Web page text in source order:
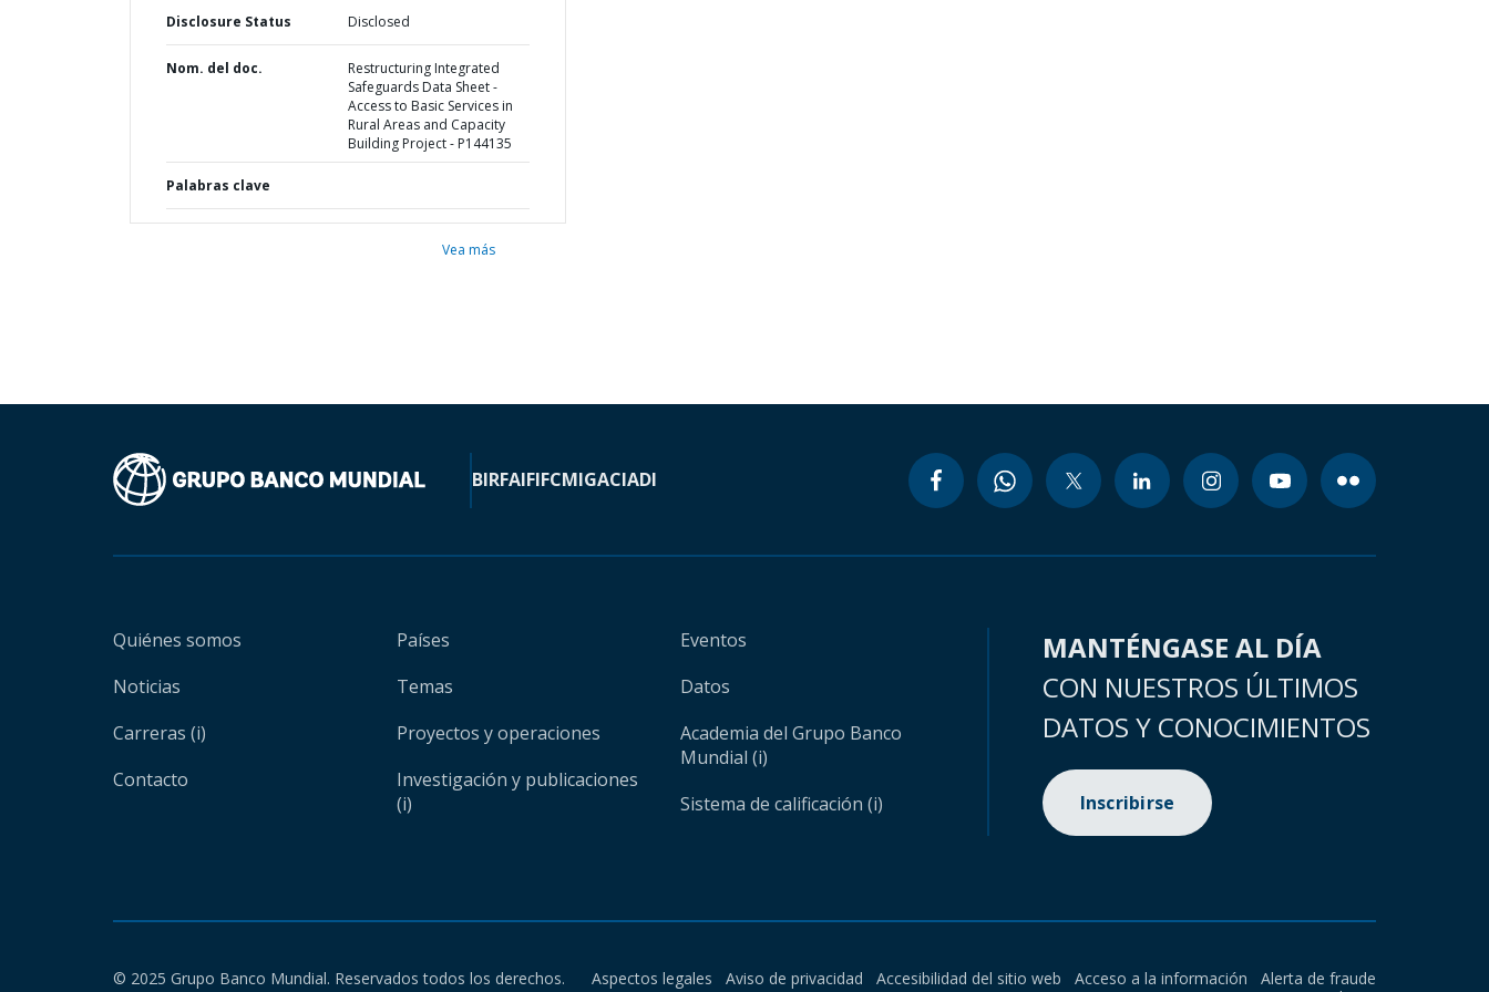
Disclosure Status Disclosed
Nom. del doc.
Restructuring Integrated
Safeguards Data Sheet -
Access to Basic Services in
Rural Areas and Capacity
Building Project - P144135
Palabras clave
Vea más
BIRFAIFIFCMIGACIADI
Quiénes somos
Noticias
Carreras (i)
Contacto
Países
Temas
Proyectos y operaciones
Investigación y publicaciones
(i)
Eventos
Datos
Academia del Grupo Banco
Mundial (i)
Sistema de calificación (i)
MANTÉNGASE AL DÍA
CON NUESTROS ÚLTIMOS
DATOS Y CONOCIMIENTOS
Inscribirse
© 2025 Grupo Banco Mundial. Reservados todos los derechos. Aspectos legales Aviso de privacidad Accesibilidad del sitio web Acceso a la información
Alerta de fraude